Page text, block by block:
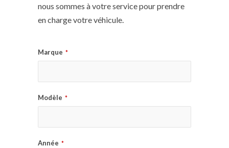
nous sommes à votre service pour prendre
en charge votre véhicule.
Marque *
Modèle *
Année *